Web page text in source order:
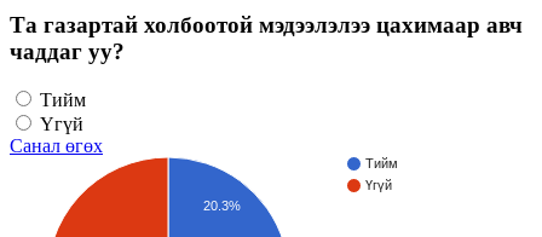
Та газартай холбоотой мэдээлэлээ цахимаар авч
чаддаг уу?
Тийм
Үгүй
Санал өгөх
Тийм
Үгүй
20.3%